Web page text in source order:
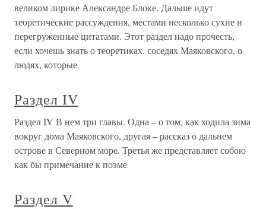
великом лирике Александре Блоке. Дальше идут
теоретические рассуждения, местами несколько сухие и
перегруженные цитатами. Этот раздел надо прочесть,
если хочешь знать о теоретиках, соседях Маяковского, о
людях, которые
Раздел IV
Раздел IV В нем три главы. Одна – о том, как ходила зима
вокруг дома Маяковского, другая – рассказ о дальнем
острове в Северном море. Третья же представляет собою
как бы примечание к поэме
Раздел V